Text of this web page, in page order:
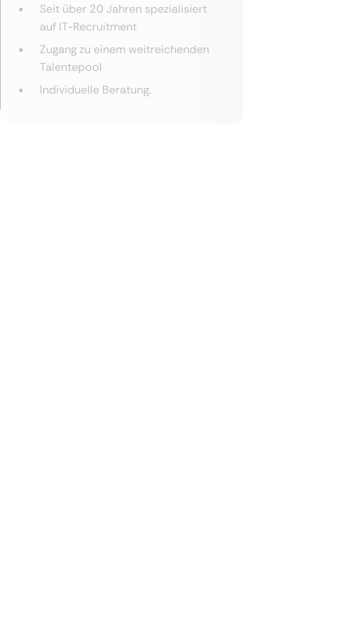
Seit über 20 Jahren spezialisiert
auf IT-Recruitment
Zugang zu einem weitreichenden
Talentepool
Individuelle Beratung.